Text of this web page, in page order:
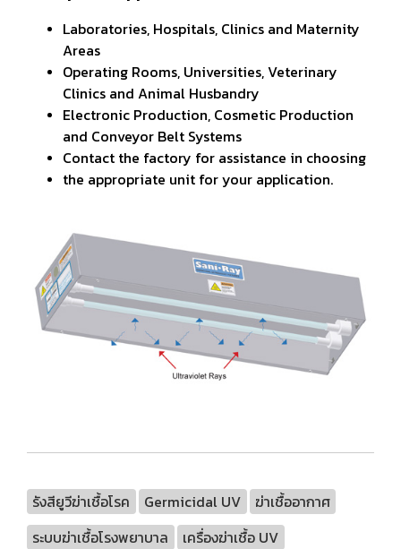
Laboratories, Hospitals, Clinics and Maternity
Areas
Operating Rooms, Universities, Veterinary
Clinics and Animal Husbandry
Electronic Production, Cosmetic Production
and Conveyor Belt Systems
Contact the factory for assistance in choosing
the appropriate unit for your application.
รังสียูวีฆ่าเชื้อโรค Germicidal UV
ฆ่าเชื้ออากาศ
ระบบฆ่าเชื้อโรงพยาบาล
เครื่องฆ่าเชื้อ UV